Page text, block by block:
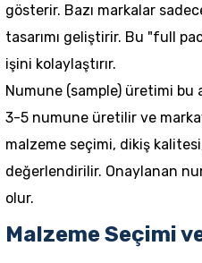
gösterir. Bazı markalar
tasarımı geliştirir. Bu "full
işini kolaylaştırır.
Numune (sample) üretimi bu
3-5 numune üretilir ve
malzeme seçimi, dikiş
değerlendirilir. Onaylanan
olur.
Malzeme Seçimi